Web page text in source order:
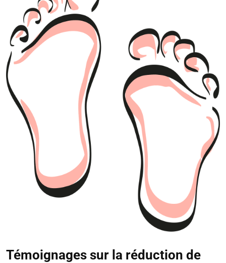
Témoignages sur la réduction de